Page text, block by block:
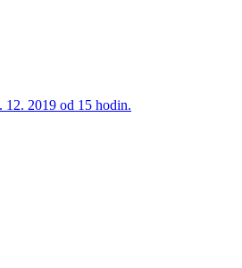
12. 2019 od 15 hodin.